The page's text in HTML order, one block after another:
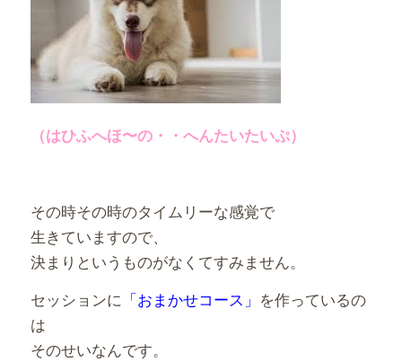
（はひふへほ〜の・・へんたいたいぷ）
その時その時のタイムリーな感覚で
生きていますので、
決まりというものがなくてすみません。
セッションに 「おまかせコース」 を作っているの
は
そのせいなんです。